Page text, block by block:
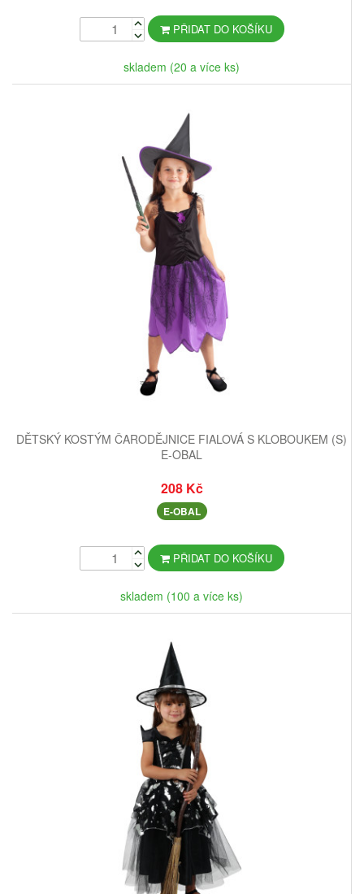
PŘIDAT DO KOŠÍKU
skladem (20 a více ks)
DĚTSKÝ KOSTÝM ČARODĚJNICE FIALOVÁ S KLOBOUKEM (S)
E-OBAL
208 Kč
E-OBAL
PŘIDAT DO KOŠÍKU
skladem (100 a více ks)